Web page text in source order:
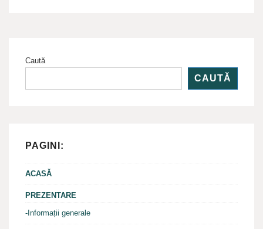
Caută
CAUTĂ
PAGINI:
ACASĂ
PREZENTARE
-Informații generale